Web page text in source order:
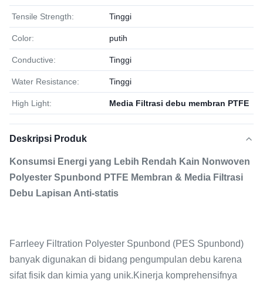
Tensile Strength: Tinggi
Color: putih
Conductive: Tinggi
Water Resistance: Tinggi
High Light: Media Filtrasi debu membran PTFE
Deskripsi Produk
Konsumsi Energi yang Lebih Rendah Kain Nonwoven
Polyester Spunbond PTFE Membran & Media Filtrasi
Debu Lapisan Anti-statis
Farrleey Filtration Polyester Spunbond (PES Spunbond)
banyak digunakan di bidang pengumpulan debu karena
sifat fisik dan kimia yang unik.Kinerja komprehensifnya